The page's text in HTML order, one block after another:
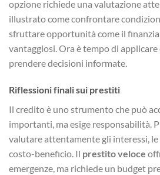
opzione richiede una valutazione
illustrato come confrontare
sfruttare opportunità come il
vantaggiosi. Ora è tempo di
prendere decisioni informate.
Riflessioni finali sui prestiti
Il credito è uno strumento che può
importanti, ma esige responsabilità.
valutare attentamente gli interessi,
costo-beneficio. Il prestito veloce
emergenze, ma richiede un budget